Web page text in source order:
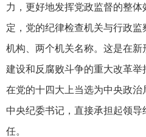
力，更好地发挥党政监督的整体
定，党的纪律检查机关与行政
机构、两个机关名称。这是在
建设和反腐败斗争的重大改革举
在党的十四大上当选为中央政治
中央纪委书记，直接承担起领
任。